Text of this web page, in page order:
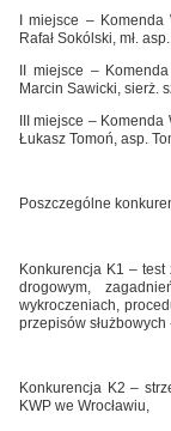
I miejsce – Komenda
Rafał Sokólski, mł.
II miejsce –
Marcin Sawicki, sierż.
III miejsce –
Łukasz Tomoń, asp.
Poszczególne
Konkurencja K1 –
drogowym,
wykroczeniach,
przepisów służbowych
Konkurencja K2 –
KWP we Wrocławiu,